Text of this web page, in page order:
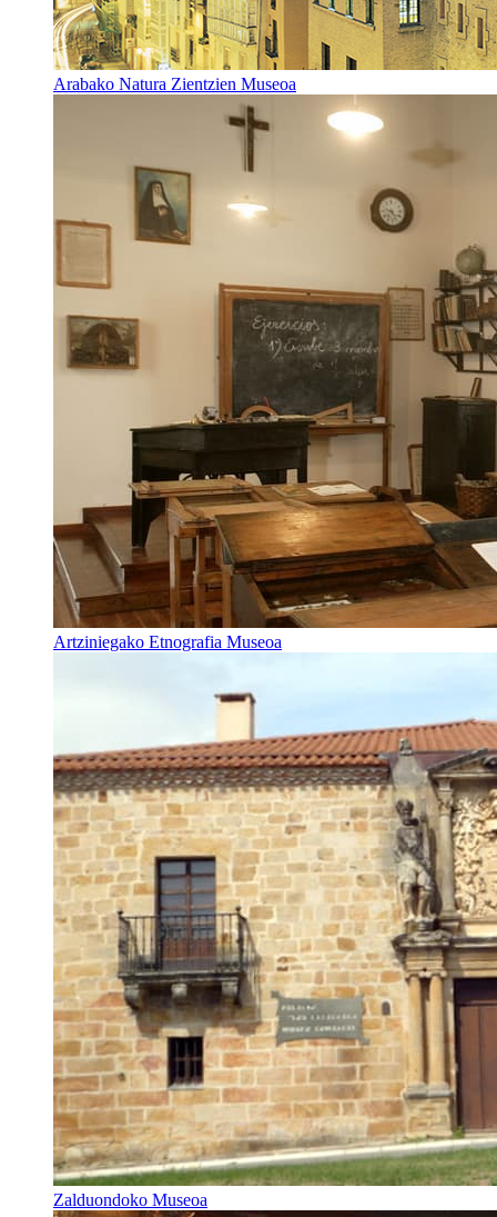
Arabako Natura Zientzien Museoa
Artziniegako Etnografia Museoa
Zalduondoko Museoa